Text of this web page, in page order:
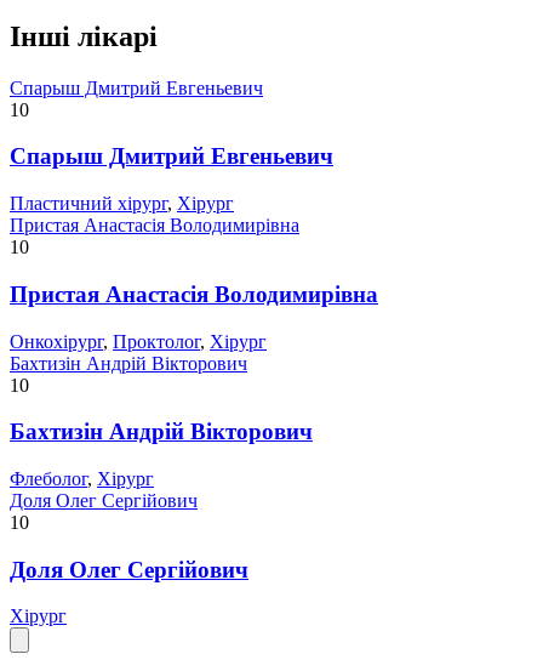
Інші лікарі
Спарыш Дмитрий Евгеньевич
10
Спарыш Дмитрий Евгеньевич
Пластичний хірург, Хірург
Пристая Анастасія Володимирівна
10
Пристая Анастасія Володимирівна
Онкохірург, Проктолог, Хірург
Бахтизін Андрій Вікторович
10
Бахтизін Андрій Вікторович
Флеболог, Хірург
Доля Олег Сергійович
10
Доля Олег Сергійович
Хірург